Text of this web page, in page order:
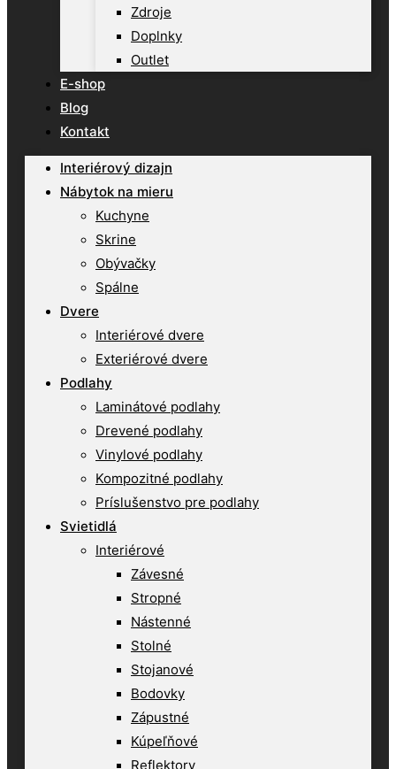
Zdroje
Doplnky
Outlet
E-shop
Blog
Kontakt
Interiérový dizajn
Nábytok na mieru
Kuchyne
Skrine
Obývačky
Spálne
Dvere
Interiérové dvere
Exteriérové dvere
Podlahy
Laminátové podlahy
Drevené podlahy
Vinylové podlahy
Kompozitné podlahy
Príslušenstvo pre podlahy
Svietidlá
Interiérové
Závesné
Stropné
Nástenné
Stolné
Stojanové
Bodovky
Zápustné
Kúpeľňové
Reflektory